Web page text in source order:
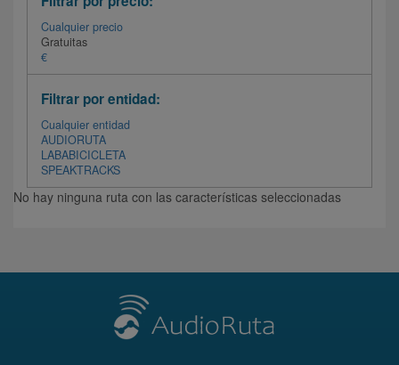
Cualquier precio
Gratuitas
€
Filtrar por entidad:
Cualquier entidad
AUDIORUTA
LABABICICLETA
SPEAKTRACKS
No hay ninguna ruta con las características seleccionadas